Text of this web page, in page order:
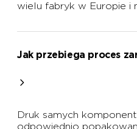
wielu fabryk w Europie i
Jak przebiega proces
Druk samych
odpowiednio